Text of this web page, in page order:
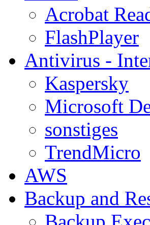
Acrobat
FlashPlayer
Antivirus -
Kaspersky
Microsoft
sonstiges
TrendMicro
AWS
Backup and